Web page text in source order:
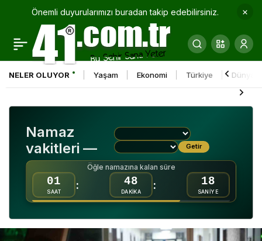
Önemli duyurularımızı buradan takip edebilirsiniz.
NELER OLUYOR Yaşam Ekonomi Türkiye Dünya
Namaz
vakitleri —
Getir
Öğle namazına kalan süre
01
SAAT
: 48
DAKİKA
: 16
SANİYE
Kokina hırsızı sevimli
köpek kameraya
yakalandı
0 Paylaş